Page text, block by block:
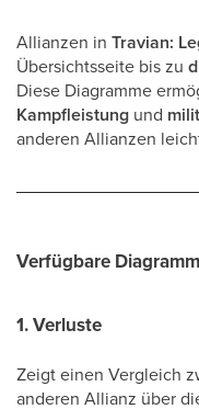
Allianzen in Travian:
Übersichtsseite bis zu
Diese Diagramme
Kampfleistung und
anderen Allianzen
Verfügbare
1. Verluste
Zeigt einen Vergleich
anderen Allianz über